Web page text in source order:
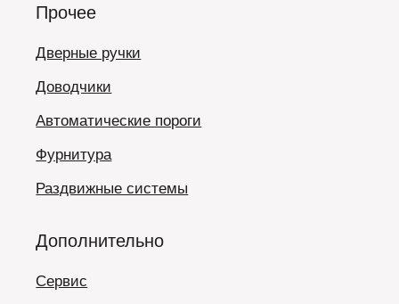
Прочее
Дверные ручки
Доводчики
Автоматические пороги
Фурнитура
Раздвижные системы
Дополнительно
Сервис